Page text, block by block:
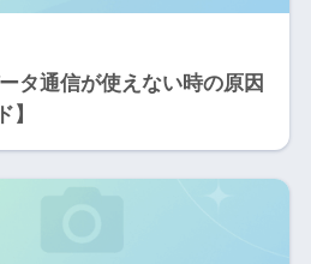
タ通信が使えない時の原因
】